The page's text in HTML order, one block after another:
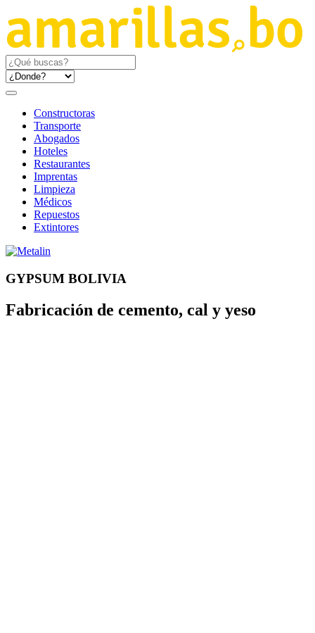
Constructoras
Transporte
Abogados
Hoteles
Restaurantes
Imprentas
Limpieza
Médicos
Repuestos
Extintores
GYPSUM BOLIVIA
Fabricación de cemento, cal y yeso